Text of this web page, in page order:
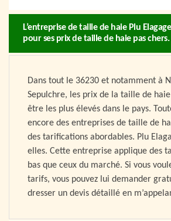
L’entreprise de taille de haie Plu
pour ses prix de taille de haie pas chers.
Dans tout le 36230 et notamment à
Sepulchre, les prix de la taille de
être les plus élevés dans le pays.
encore des entreprises de taille de
des tarifications abordables. Plu
elles. Cette entreprise applique des
bas que ceux du marché. Si vous
tarifs, vous pouvez lui demander
dresser un devis détaillé en